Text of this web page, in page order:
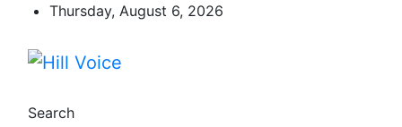
content
Thursday, August 6, 2026
Search